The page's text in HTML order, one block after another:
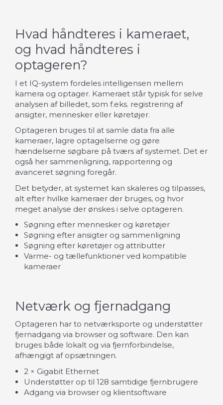
Hvad håndteres i kameraet,
og hvad håndteres i
optageren?
I et IQ-system fordeles intelligensen mellem
kamera og optager. Kameraet står typisk for selve
analysen af billedet, som f.eks. registrering af
ansigter, mennesker eller køretøjer.
Optageren bruges til at samle data fra alle
kameraer, lagre optagelserne og gøre
hændelserne søgbare på tværs af systemet. Det er
også her sammenligning, rapportering og
avanceret søgning foregår.
Det betyder, at systemet kan skaleres og tilpasses,
alt efter hvilke kameraer der bruges, og hvor
meget analyse der ønskes i selve optageren.
Søgning efter mennesker og køretøjer
Søgning efter ansigter og sammenligning
Søgning efter køretøjer og attributter
Varme- og tællefunktioner ved kompatible
kameraer
Netværk og fjernadgang
Optageren har to netværksporte og understøtter
fjernadgang via browser og software. Den kan
bruges både lokalt og via fjernforbindelse,
afhængigt af opsætningen.
2 × Gigabit Ethernet
Understøtter op til 128 samtidige fjernbrugere
Adgang via browser og klientsoftware